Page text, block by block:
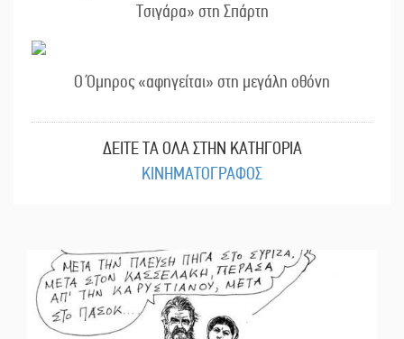
Τσιγάρα» στη Σπάρτη
Ο Όμηρος «αφηγείται» στη μεγάλη οθόνη
ΔΕΙΤΕ ΤΑ ΟΛΑ ΣΤΗΝ ΚΑΤΗΓΟΡΙΑ
ΚΙΝΗΜΑΤΟΓΡΑΦΟΣ